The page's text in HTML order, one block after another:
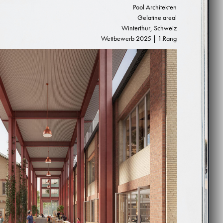
Pool Architekten
Gelatine areal
Winterthur, Schweiz
Wettbewerb 2025 | 1.Rang